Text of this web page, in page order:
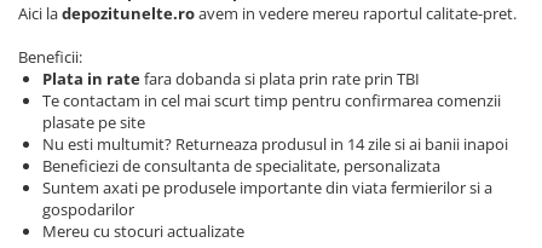
Plase umbrire
Plantator rasaduri
Distribuitoare sare sau seminte
Semanatori
Sere
Aparat spalat cu presiune
Batoze porumb
Rindele electrice
Role si prelungitoare
Trimmer electric
Echipamente electrice
Aeroterme industriale
Aparate de aer conditionat
Bormasini cu coloana
Aici ladepozitunelte.roavem in vedere mereu raportul calitate-pret.
Beneficii:
Plata in ratefara dobanda si plata prin rate prin TBI
Te contactam in cel mai scurt timp pentru confirmarea comenzii
plasate pe site
Nu esti multumit? Returneaza produsul in 14 zile si ai banii inapoi
Beneficiezi de consultanta de specialitate, personalizata
Suntem axati pe produsele importante din viata fermierilor si a
gospodarilor
Mereu cu stocuri actualizate